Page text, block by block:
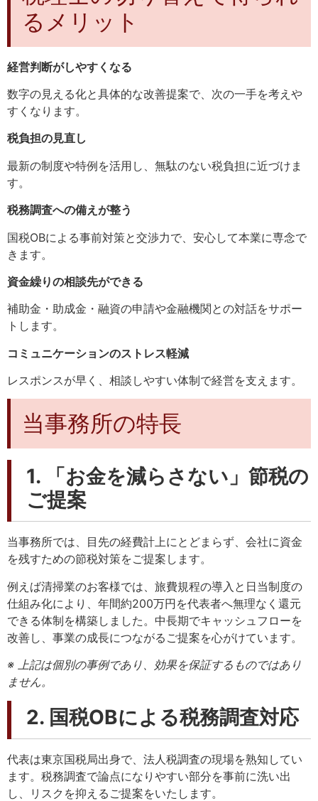
るメリット
経営判断がしやすくなる
数字の見える化と具体的な改善提案で、次の一手を考えや
すくなります。
税負担の見直し
最新の制度や特例を活用し、無駄のない税負担に近づけま
す。
税務調査への備えが整う
国税OBによる事前対策と交渉力で、安心して本業に専念で
きます。
資金繰りの相談先ができる
補助金・助成金・融資の申請や金融機関との対話をサポー
トします。
コミュニケーションのストレス軽減
レスポンスが早く、相談しやすい体制で経営を支えます。
当事務所の特長
1. 「お金を減らさない」節税の
ご提案
当事務所では、目先の経費計上にとどまらず、会社に資金
を残すための節税対策をご提案します。
例えば清掃業のお客様では、旅費規程の導入と日当制度の
仕組み化により、年間約200万円を代表者へ無理なく還元
できる体制を構築しました。中長期でキャッシュフローを
改善し、事業の成長につながるご提案を心がけています。
※ 上記は個別の事例であり、効果を保証するものではあり
ません。
2. 国税OBによる税務調査対応
代表は東京国税局出身で、法人税調査の現場を熟知してい
ます。税務調査で論点になりやすい部分を事前に洗い出
し、リスクを抑えるご提案をいたします。